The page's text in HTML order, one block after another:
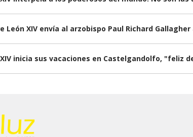
León XIV envía al arzobispo Paul Richard
XIV inicia sus vacaciones en Castelgandolfo, "feliz